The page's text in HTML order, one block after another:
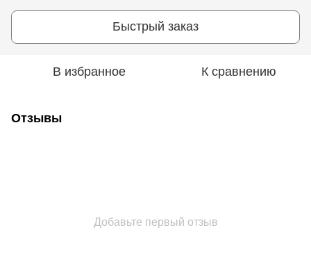
Быстрый заказ
В избранное К сравнению
Отзывы
Добавьте первый отзыв